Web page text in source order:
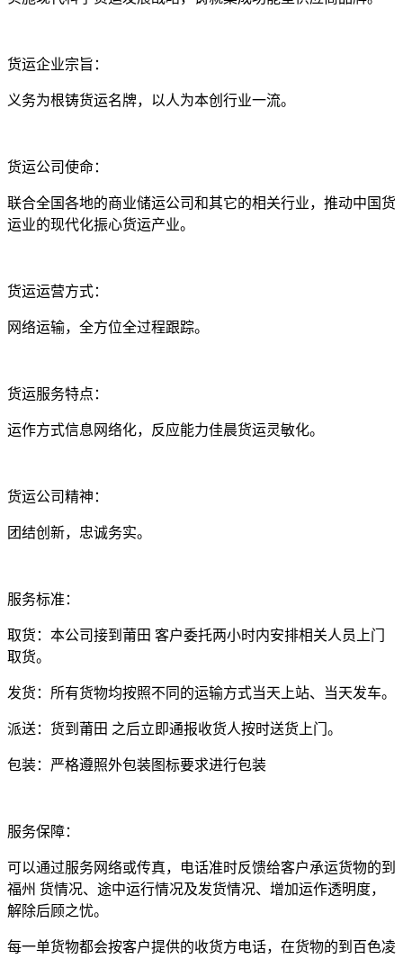
货运企业宗旨：
义务为根铸货运名牌，以人为本创行业一流。
货运公司使命：
联合全国各地的商业储运公司和其它的相关行业，推动中国货
运业的现代化振心货运产业。
货运运营方式：
网络运输，全方位全过程跟踪。
货运服务特点：
运作方式信息网络化，反应能力佳晨货运灵敏化。
货运公司精神：
团结创新，忠诚务实。
服务标准：
取货：本公司接到莆田 客户委托两小时内安排相关人员上门
取货。
发货：所有货物均按照不同的运输方式当天上站、当天发车。
派送：货到莆田 之后立即通报收货人按时送货上门。
包装：严格遵照外包装图标要求进行包装
服务保障：
可以通过服务网络或传真，电话准时反馈给客户承运货物的到
福州 货情况、途中运行情况及发货情况、增加运作透明度，
解除后顾之忧。
每一单货物都会按客户提供的收货方电话，在货物的到百色凌